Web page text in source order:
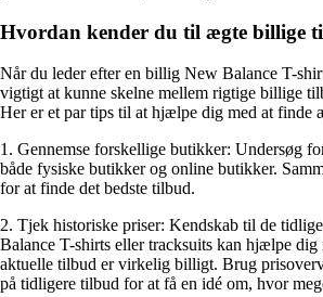
Hvordan kender du til ægte billige
Når du leder efter en billig New Balance T-
vigtigt at kunne skelne mellem rigtige billige
Her er et par tips til at hjælpe dig med at finde
1. Gennemse forskellige butikker: Undersøg
både fysiske butikker og online butikker.
for at finde det bedste tilbud.
2. Tjek historiske priser: Kendskab til de
Balance T-shirts eller tracksuits kan hjælpe dig
aktuelle tilbud er virkelig billigt. Brug
på tidligere tilbud for at få en idé om, hvor